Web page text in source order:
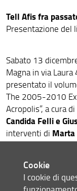
Tell Afis fra
Presentazione del
Sabato 13
Magna in via
presentato il
The 2005-2010
Acropolis”, a cura di
Candida Felli e
interventi di Marta
(Università di Roma
Marina Pucci
All’evento
Cookie
I cookie di